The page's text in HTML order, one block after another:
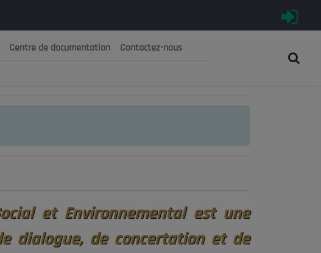
الجزائرية الديمقراطية الشعبية
Centre de documentation Contactez-nous
et Environnemental est une
dialogue, de concertation et de